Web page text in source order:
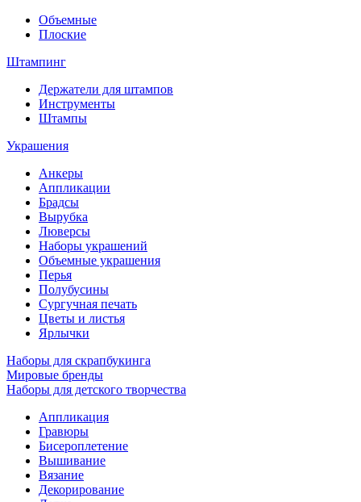
Объемные
Плоские
Штампинг
Держатели для штампов
Инструменты
Штампы
Украшения
Анкеры
Аппликации
Брадсы
Вырубка
Люверсы
Наборы украшений
Объемные украшения
Перья
Полубусины
Сургучная печать
Цветы и листья
Ярлычки
Наборы для скрапбукинга
Мировые бренды
Наборы для детского творчества
Аппликация
Гравюры
Бисероплетение
Вышивание
Вязание
Декорирование